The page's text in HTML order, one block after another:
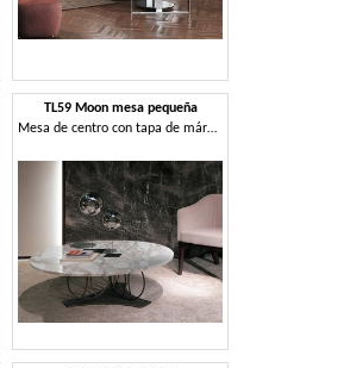
TL59 Moon mesa pequeña
Mesa de centro con tapa de mármol redonda